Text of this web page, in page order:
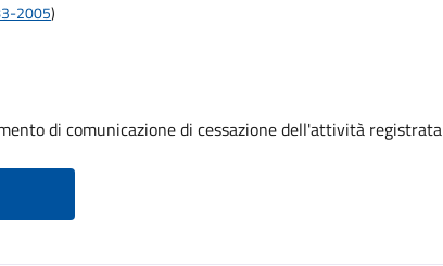
2005)
di comunicazione di cessazione dell'attività registrata